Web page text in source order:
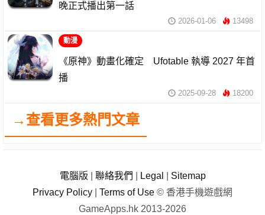
晚正式播出第一話
2026-01-06 13498
動漫
《原神》動畫化確定 Ufotable 執導 2027 年首
播
2025-09-28 18200
→查看更多熱門文章
電腦版 聯絡我們 Legal
Sitemap
Privacy Policy
Terms of Use © 香港手機遊戲網
GameApps.hk 2013-2026